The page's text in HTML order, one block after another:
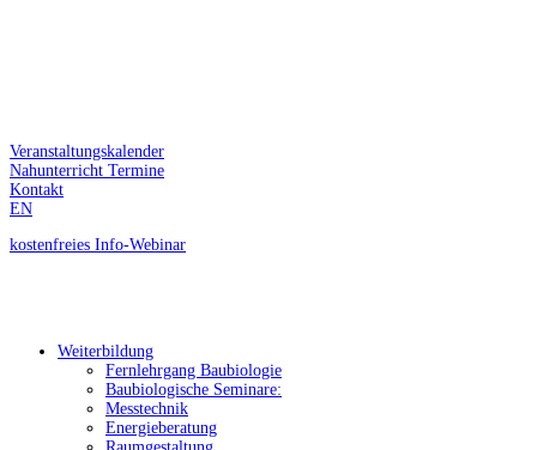
Veranstaltungskalender
Nahunterricht Termine
Kontakt
EN
kostenfreies Info-Webinar
Weiterbildung
Fernlehrgang Baubiologie
Baubiologische Seminare:
Messtechnik
Energieberatung